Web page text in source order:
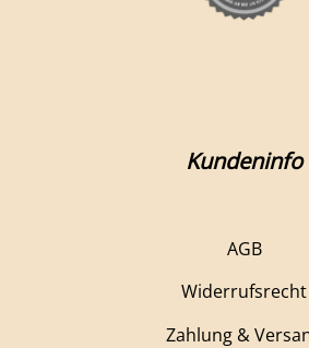
Kundeninfo
AGB
Widerrufsrecht
Zahlung &